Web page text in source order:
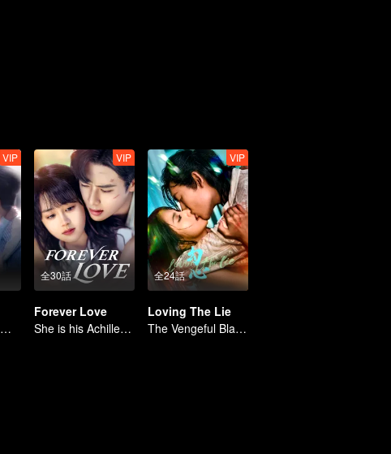
VIP
姚冠宇、宿命の恋に揺れる
全30話
VIP
Forever Love
She is his Achilles' heel and his armor
全24話
VIP
Loving The Lie
The Vengeful Black Lotus Falls for the Rogue Young Master